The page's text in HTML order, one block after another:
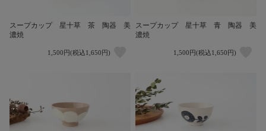
スープカップ 星十草 茶 陶器 美
濃焼
1,500円(税込1,650円)
スープカップ 星十草 青 陶器 美
濃焼
1,500円(税込1,650円)